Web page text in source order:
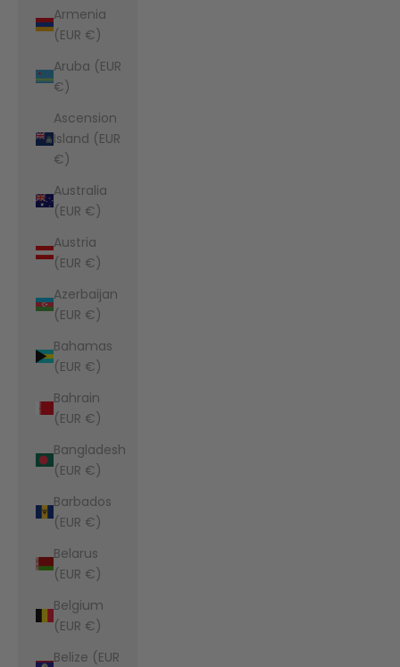
Armenia
(EUR €)
Aruba (EUR
€)
Ascension
Island (EUR
€)
Australia
(EUR €)
Austria
(EUR €)
Azerbaijan
(EUR €)
Bahamas
(EUR €)
Bahrain
(EUR €)
Bangladesh
(EUR €)
Barbados
(EUR €)
Belarus
(EUR €)
Belgium
(EUR €)
Belize (EUR